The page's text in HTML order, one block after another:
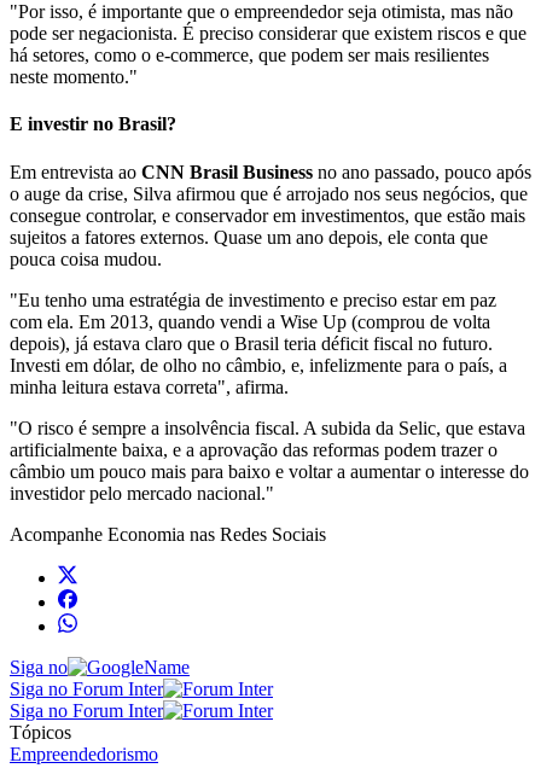
"Por isso, é importante que o empreendedor seja otimista, mas não
pode ser negacionista. É preciso considerar que existem riscos e que
há setores, como o e-commerce, que podem ser mais resilientes
neste momento."
E investir no Brasil?
Em entrevista ao CNN Brasil Business no ano passado, pouco após
o auge da crise, Silva afirmou que é arrojado nos seus negócios, que
consegue controlar, e conservador em investimentos, que estão mais
sujeitos a fatores externos. Quase um ano depois, ele conta que
pouca coisa mudou.
"Eu tenho uma estratégia de investimento e preciso estar em paz
com ela. Em 2013, quando vendi a Wise Up (comprou de volta
depois), já estava claro que o Brasil teria déficit fiscal no futuro.
Investi em dólar, de olho no câmbio, e, infelizmente para o país, a
minha leitura estava correta", afirma.
"O risco é sempre a insolvência fiscal. A subida da Selic, que estava
artificialmente baixa, e a aprovação das reformas podem trazer o
câmbio um pouco mais para baixo e voltar a aumentar o interesse do
investidor pelo mercado nacional."
Acompanhe Economia nas Redes Sociais
Siga no
Siga no Forum Inter
Siga no Forum Inter
Tópicos
Empreendedorismo